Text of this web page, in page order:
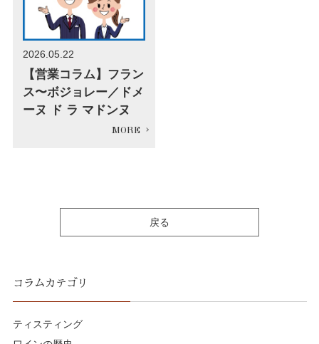
2026.05.22
【営業コラム】フラン
ス〜ボジョレー／ドメ
ーヌ ド ラ マドンヌ
戻る
コラムカテゴリ
ティスティング